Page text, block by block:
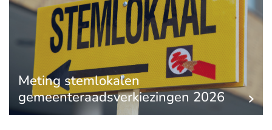
Meting stemlokalen
gemeenteraadsverkiezingen 2026